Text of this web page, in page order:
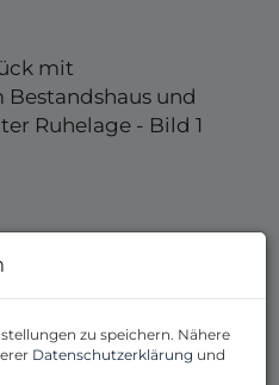
zu speichern. Nähere
Datenschutzerklärung und